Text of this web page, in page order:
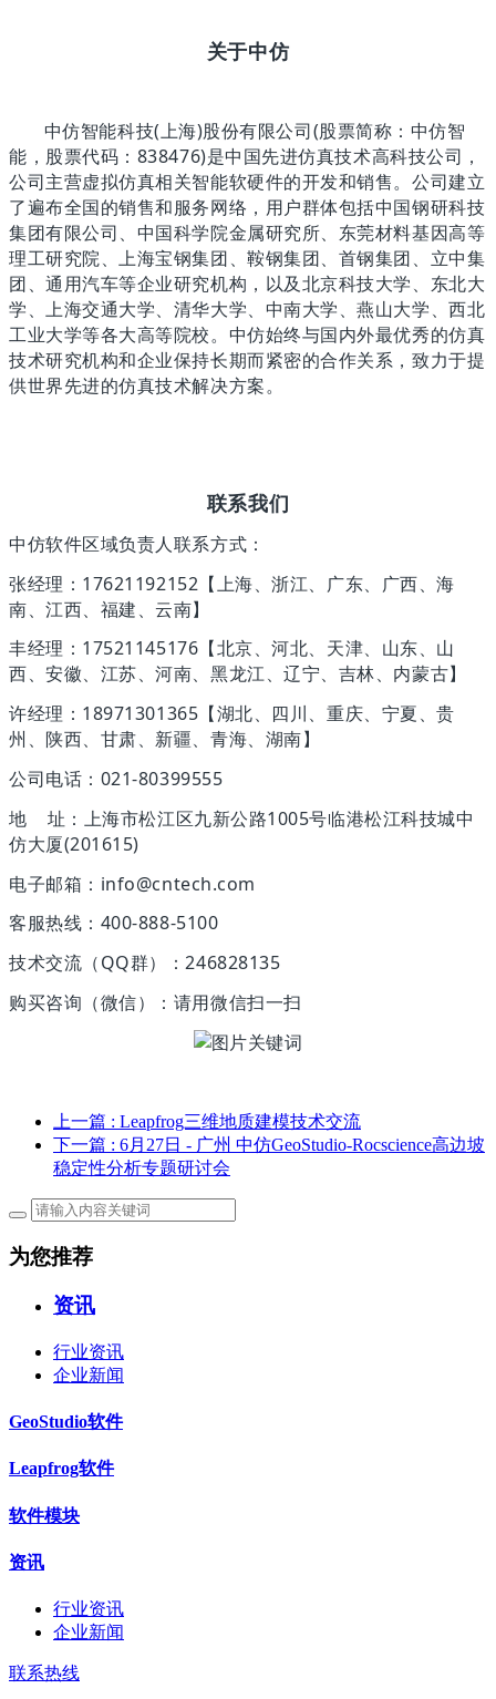
关于中仿
中仿智能科技(上海)股份有限公司(股票简称：中仿智
能，股票代码：838476)是中国先进仿真技术高科技公司，
公司主营虚拟仿真相关智能软硬件的开发和销售。公司建立
了遍布全国的销售和服务网络，用户群体包括中国钢研科技
集团有限公司、中国科学院金属研究所、东莞材料基因高等
理工研究院、上海宝钢集团、鞍钢集团、首钢集团、立中集
团、通用汽车等企业研究机构，以及北京科技大学、东北大
学、上海交通大学、清华大学、中南大学、燕山大学、西北
工业大学等各大高等院校。中仿始终与国内外最优秀的仿真
技术研究机构和企业保持长期而紧密的合作关系，致力于提
供世界先进的仿真技术解决方案。
联系我们
中仿软件区域负责人联系方式：
张经理：17621192152【上海、浙江、广东、广西、海
南、江西、福建、云南】
丰经理：17521145176【北京、河北、天津、山东、山
西、安徽、江苏、河南、黑龙江、辽宁、吉林、内蒙古】
许经理：18971301365【湖北、四川、重庆、宁夏、贵
州、陕西、甘肃、新疆、青海、湖南】
公司电话：021-80399555
地 址：上海市松江区九新公路1005号临港松江科技城中
仿大厦(201615)
电子邮箱：info@cntech.com
客服热线：400-888-5100
技术交流（QQ群）：246828135
购买咨询（微信）：请用微信扫一扫
上一篇 : Leapfrog三维地质建模技术交流
下一篇 : 6月27日 - 广州 中仿GeoStudio-Rocscience高边坡
稳定性分析专题研讨会
为您推荐
资讯
行业资讯
企业新闻
GeoStudio软件
Leapfrog软件
软件模块
资讯
行业资讯
企业新闻
联系热线